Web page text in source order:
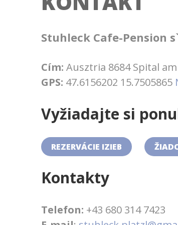
Stuhleck Cafe-Pension
Cím: Ausztria 8684 Spital
GPS: 47.6156202 15.7505865
Vyžiadajte si
REZERVÁCIE IZIEB
Kontakty
Telefon: +43 680 314 7423